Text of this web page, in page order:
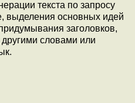
текста по запросу
выделения основных идей
заголовков,
словами или